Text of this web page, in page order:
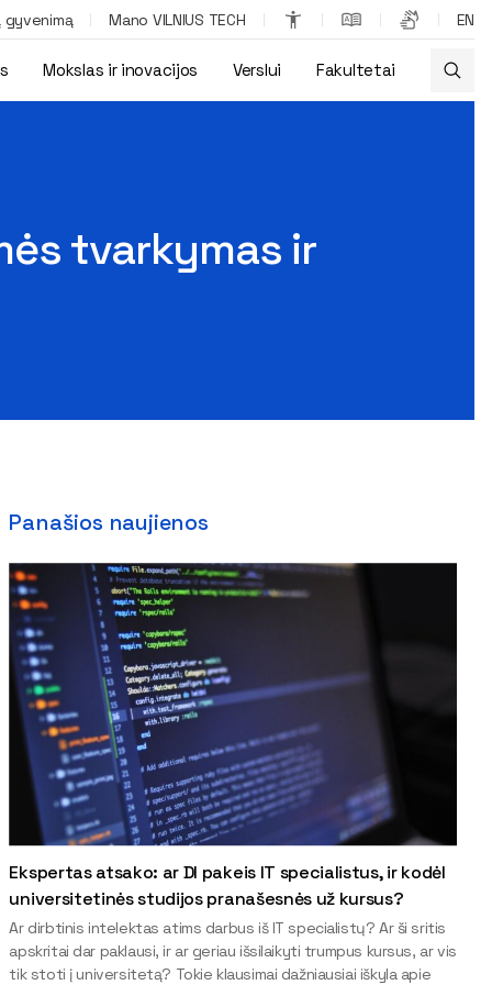
gyvenimą Mano VILNIUS TECH EN
Mokslas ir inovacijos Verslui Fakultetai
tvarkymas ir
Panašios naujienos
Ekspertas atsako: ar DI pakeis IT specialistus, ir kodėl
universitetinės studijos pranašesnės už kursus?
Ar dirbtinis intelektas atims darbus iš IT specialistų? Ar ši sritis
apskritai dar paklausi, ir ar geriau išsilaikyti trumpus kursus, ar vis
tik stoti į universitetą? Tokie klausimai dažniausiai iškyla apie